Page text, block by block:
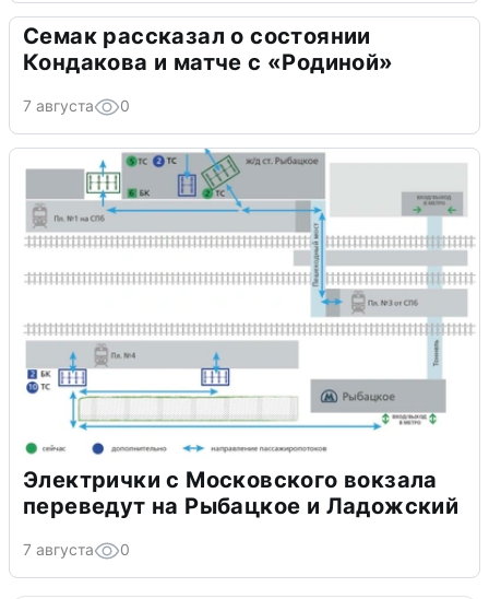
Семак рассказал о состоянии
Кондакова и матче с «Родиной»
7 августа 0
Электрички с Московского вокзала
переведут на Рыбацкое и Ладожский
7 августа 0